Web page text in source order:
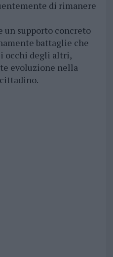
di rimanere
un supporto concreto
battaglie che
occhi degli altri,
evoluzione nella